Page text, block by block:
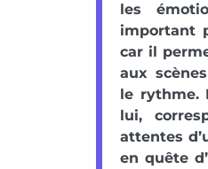
les
important
car il
aux
le rythme.
lui,
attentes
en quête